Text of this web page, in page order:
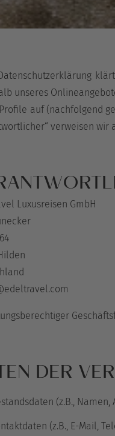
unseres
auf (nachfolgend
verweisen wir
Luxusreisen GmbH
DER
(z.B., Namen,
(z.B., E-Mail,